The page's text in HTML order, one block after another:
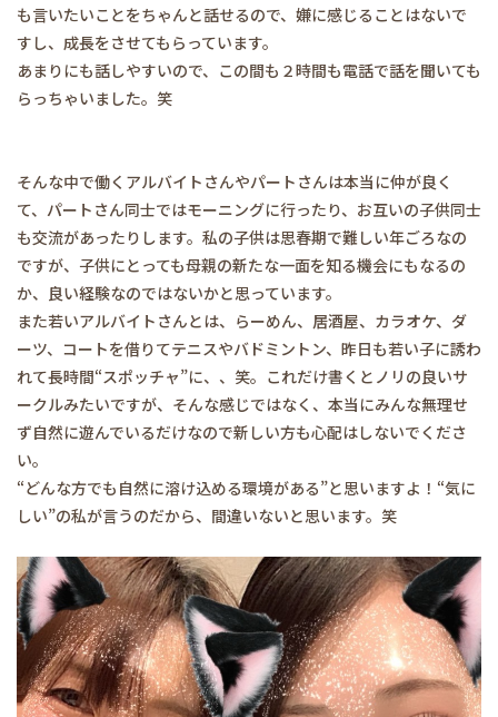
も言いたいことをちゃんと話せるので、嫌に感じることはないで
すし、成長をさせてもらっています。
あまりにも話しやすいので、この間も２時間も電話で話を聞いても
らっちゃいました。笑
そんな中で働くアルバイトさんやパートさんは本当に仲が良く
て、パートさん同士ではモーニングに行ったり、お互いの子供同士
も交流があったりします。私の子供は思春期で難しい年ごろなの
ですが、子供にとっても母親の新たな一面を知る機会にもなるの
か、良い経験なのではないかと思っています。
また若いアルバイトさんとは、らーめん、居酒屋、カラオケ、ダ
ーツ、コートを借りてテニスやバドミントン、昨日も若い子に誘わ
れて長時間“スポッチャ”に、、笑。これだけ書くとノリの良いサ
ークルみたいですが、そんな感じではなく、本当にみんな無理せ
ず自然に遊んでいるだけなので新しい方も心配はしないでくださ
い。
“どんな方でも自然に溶け込める環境がある”と思いますよ！“気に
しい”の私が言うのだから、間違いないと思います。笑